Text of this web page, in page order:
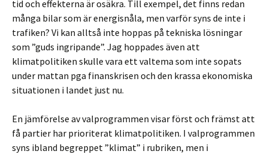
tid och effekterna är osäkra. Till exempel, det finns redan
många bilar som är energisnåla, men varför syns de inte i
trafiken? Vi kan alltså inte hoppas på tekniska lösningar
som ”guds ingripande”. Jag hoppades även att
klimatpolitiken skulle vara ett valtema som inte sopats
under mattan pga finanskrisen och den krassa ekonomiska
situationen i landet just nu.
En jämförelse av valprogrammen visar först och främst att
få partier har prioriterat klimatpolitiken. I valprogrammen
syns ibland begreppet ”klimat” i rubriken, men i